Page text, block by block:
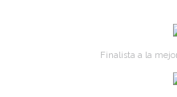
Finalista a la